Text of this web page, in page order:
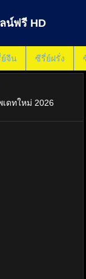
น์ฟรี HD
จีน ซีรี่ย์ฝรั่ง
ดทใหม่ 2026